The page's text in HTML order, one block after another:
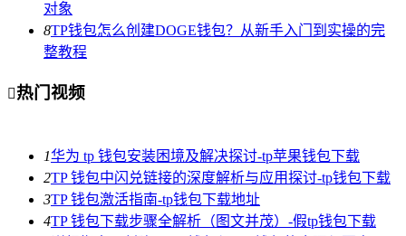
对象
8TP钱包怎么创建DOGE钱包？从新手入门到实操的完
整教程
热门视频
1华为 tp 钱包安装困境及解决探讨-tp苹果钱包下载
2TP 钱包中闪兑链接的深度解析与应用探讨-tp钱包下载
3TP 钱包激活指南-tp钱包下载地址
4TP 钱包下载步骤全解析（图文并茂）-假tp钱包下载